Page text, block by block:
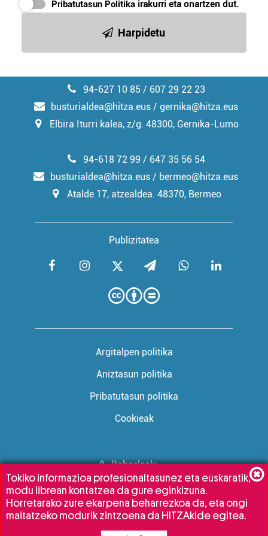
irakurri
Pribatutasun Politika irakurri eta onartzen dut.
Harpidetu
94-627 10 85 / 607 29 22 23
busturialdea@hitza.eus / gernika@hitza.eus
Elbira Iturri kalea, z/g. 48300, Gernika-Lumo
Publizitatea
94-618 72 99 / 647 35 56 54
busturialdea@hitza.eus / bermeo@hitza.eus
Atalde 17, atzealdea. 48370, Bermeo
Argitalpen politika
Aniztasun politika
Pribatutasun politika
Cookieak
Babesleak:
Tokiko informazioa profesionaltasunez eta euskaratik,
modu librean kontatzea da gure eginkizuna.
Horretarako zure ekarpena beharrezkoa da, eta ongi
maitatzeko modurik zintzoena da HITZAkide egitea.